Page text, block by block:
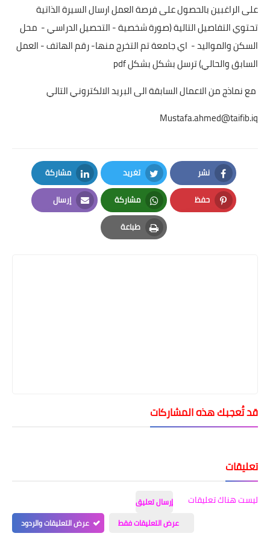
على الراغبين بالحصول على فرصة العمل ارسال السيرة الذاتية
تحتوي التفاصيل التالية (صورة شخصية - التحصيل الدراسي - محل
السكن والمواليد - اي جامعة تم التخرج منها- رقم الهاتف - العمل
السابق والحالي) ترسل بشكل بشكل pdf
مع نماذج من الاعمال السابقة الى البريد الالكتروني التالي
Mustafa.ahmed@taifib.iq
نشر
Facebook
تغريد
Twitter
مشاركة
LinkedIn
حفظ
Pinterest
مشاركة
Whatsapp
إرسال
Email
طباعة
Print
قد تُعجبك هذه المشاركات
تعليقات
ليست هناك تعليقات
إرسال تعليق
عرض التعليقات فقط
عرض التعليقات والردود